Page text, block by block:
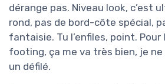
dérange pas. Niveau look, c’est
rond, pas de bord-côte spécial,
fantaisie. Tu l’enfiles, point. Pour
footing, ça me va très bien, je
un défilé.